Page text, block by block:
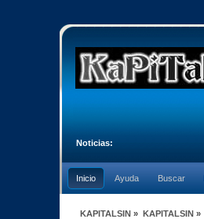
Noticias:
Inicio Ayuda Buscar
KAPITALSIN » KAPITALSIN»